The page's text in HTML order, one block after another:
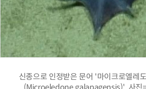
신종으로 인정받은 문어 '마이크로엘레